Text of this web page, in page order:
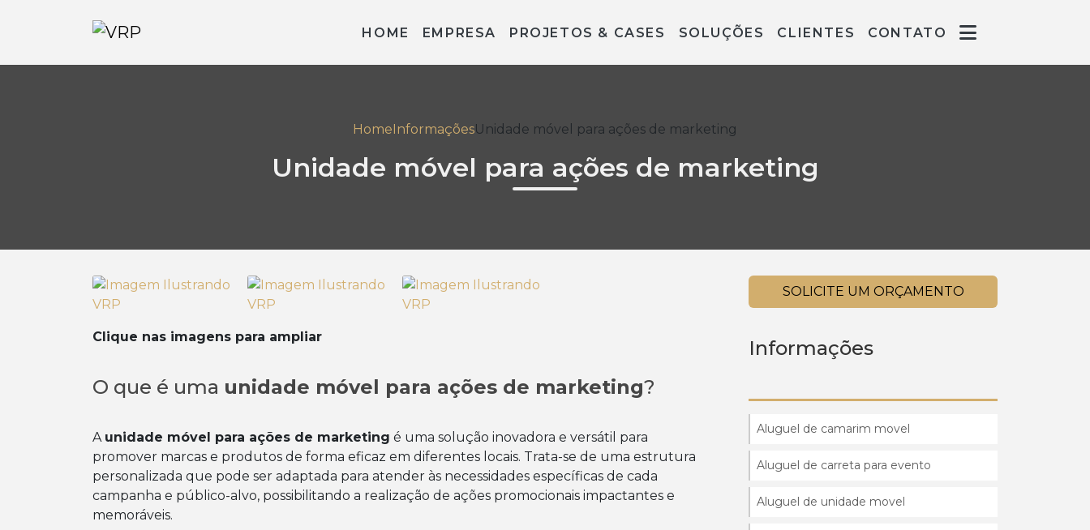
HOME EMPRESA PROJETOS & CASES SOLUÇÕES CLIENTES CONTATO
HomeInformaçõesUnidade móvel para ações de marketing
Unidade móvel para ações de marketing
Clique nas imagens para ampliar
O que é uma unidade móvel para ações de marketing?
A unidade móvel para ações de marketing é uma solução inovadora e versátil para
promover marcas e produtos de forma eficaz em diferentes locais. Trata-se de uma estrutura
personalizada que pode ser adaptada para atender às necessidades específicas de cada
campanha e público-alvo, possibilitando a realização de ações promocionais impactantes e
memoráveis.
SOLICITE UM ORÇAMENTO
Informações
Aluguel de camarim movel
Aluguel de carreta para evento
Aluguel de unidade movel